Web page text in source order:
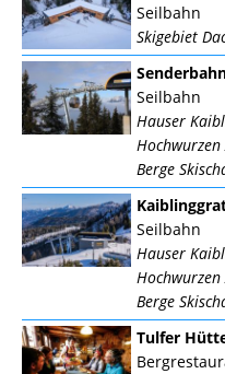
Seilbahn
Skigebiet
Seilbahn
Hauser
Berge
Seilbahn
Hauser
Berge
Tulfer